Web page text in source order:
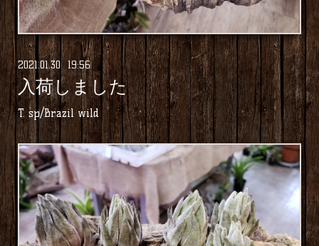
2021.01.30 19:56
入荷しました
T. sp/Brazil wild